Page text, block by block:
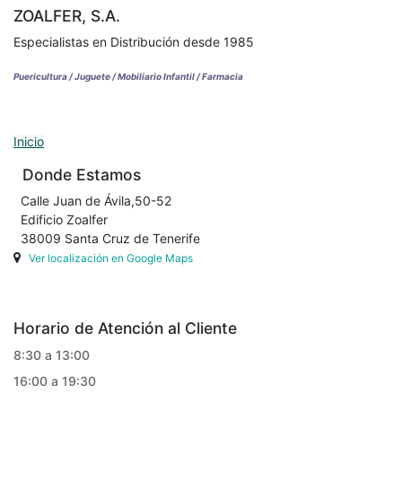
ZOALFER, S.A.
Especialistas en Distribución desde 1985
Puericultura / Juguete / Mobiliario Infantil / Farmacia
Inicio
Donde Estamos
Calle Juan de Ávila,50-52
Edificio Zoalfer
38009 Santa Cruz de Tenerife
Ver localización en Google Maps
Horario de Atención al Cliente
8:30 a 13:00
16:00 a 19:30